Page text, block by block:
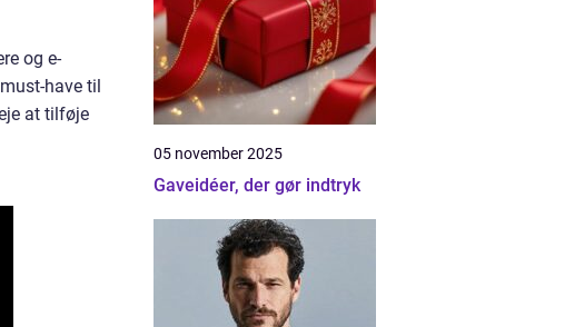
og e-
have til
at tilføje
05 november 2025
Gaveidéer, der gør indtryk